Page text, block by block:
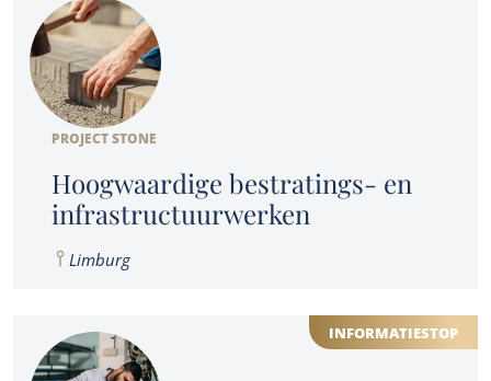
PROJECT STONE
Hoogwaardige bestratings- en
infrastructuurwerken
Limburg
INFORMATIESTOP